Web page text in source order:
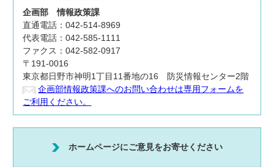
企画部情報政策課
直通電話：042-514-8969
代表電話：042-585-1111
ファクス：042-582-0917
〒191-0016
東京都日野市神明1丁目11番地の16 防災情報センター2階
企画部情報政策課へのお問い合わせは専用フォームを
ご利用ください。
ホームページにご意見をお寄せください